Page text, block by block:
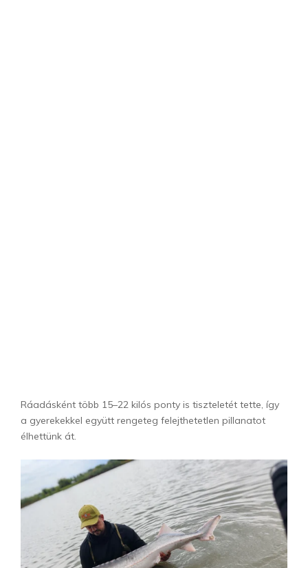
Ráadásként több 15–22 kilós ponty is tiszteletét tette, így
a gyerekekkel együtt rengeteg felejthetetlen pillanatot
élhettünk át.